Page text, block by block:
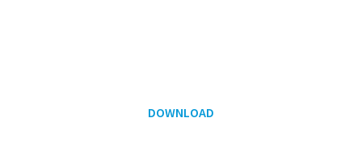
DOWNLOAD